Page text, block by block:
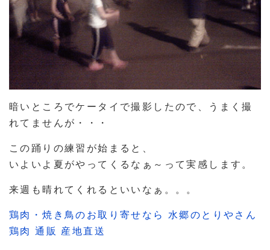
暗いところでケータイで撮影したので、うまく撮
れてませんが・・・
この踊りの練習が始まると、
いよいよ夏がやってくるなぁ～って実感します。
来週も晴れてくれるといいなぁ。。。
鶏肉・焼き鳥のお取り寄せなら 水郷のとりやさん
鶏肉 通販 産地直送